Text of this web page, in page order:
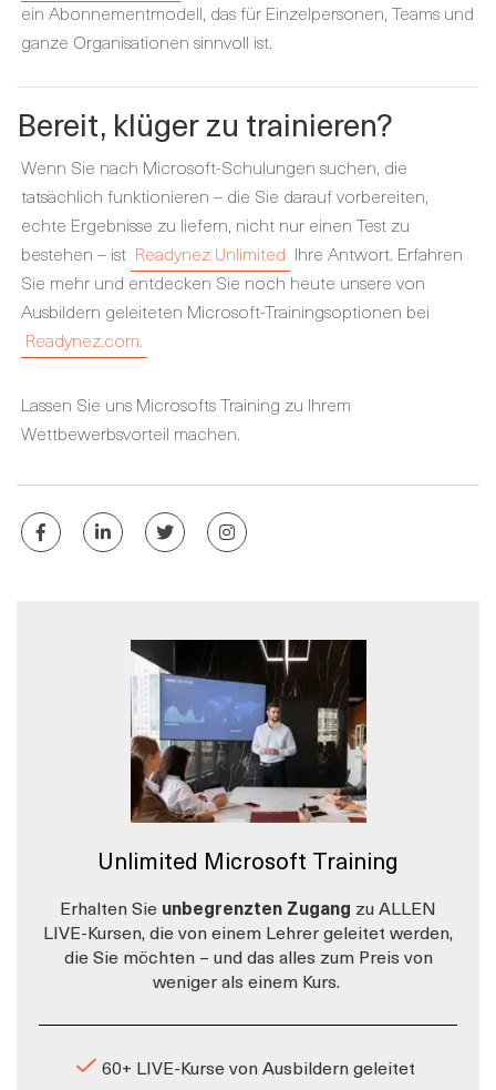
ein Abonnementmodell, das für Einzelpersonen, Teams und
ganze Organisationen sinnvoll ist.
Bereit, klüger zu trainieren?
Wenn Sie nach Microsoft-Schulungen suchen, die
tatsächlich funktionieren – die Sie darauf vorbereiten,
echte Ergebnisse zu liefern, nicht nur einen Test zu
bestehen – ist Readynez Unlimited Ihre Antwort. Erfahren
Sie mehr und entdecken Sie noch heute unsere von
Ausbildern geleiteten Microsoft-Trainingsoptionen bei
Readynez.com.
Lassen Sie uns Microsofts Training zu Ihrem
Wettbewerbsvorteil machen.
Unlimited Microsoft Training
Erhalten Sie unbegrenzten Zugang zu ALLEN
LIVE-Kursen, die von einem Lehrer geleitet werden,
die Sie möchten – und das alles zum Preis von
weniger als einem Kurs.
60+ LIVE-Kurse von Ausbildern geleitet